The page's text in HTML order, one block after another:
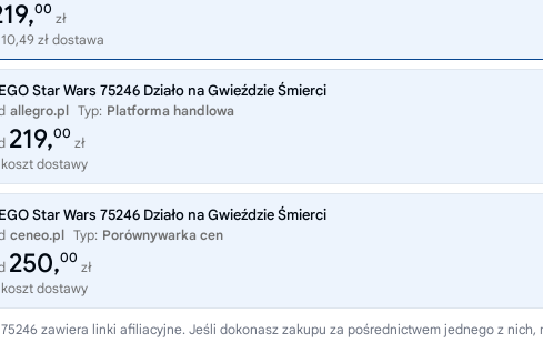
00
zł
zł dostawa
Star Wars 75246 Działo na Gwieździe Śmierci
allegro.pl Typ: Platforma handlowa
219,00
zł
koszt dostawy
Star Wars 75246 Działo na Gwieździe Śmierci
ceneo.pl Typ: Porównywarka cen
250,00
zł
koszt dostawy
75246 zawiera linki afiliacyjne. Jeśli dokonasz zakupu za pośrednictwem jednego z